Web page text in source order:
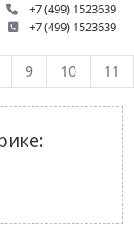
+7 (499) 1523639
+7 (499) 1523639
9 10 11